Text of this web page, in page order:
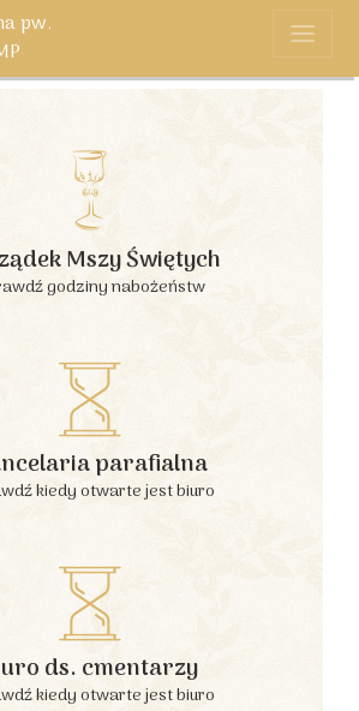
pw.
Mszy Świętych
godziny nabożeństw
parafialna
kiedy otwarte jest biuro
ds. cmentarzy
kiedy otwarte jest biuro